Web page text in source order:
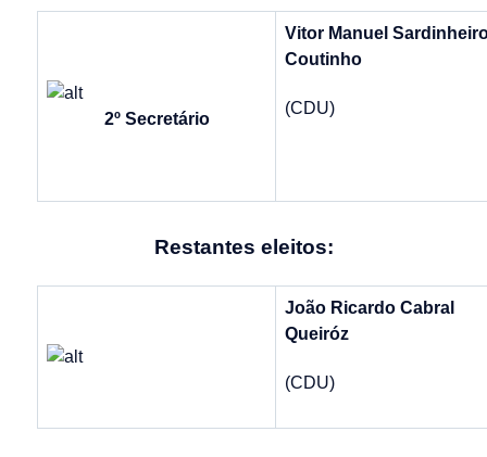
2º Secretário
Vitor Manuel
Coutinho
(CDU)
Restantes eleitos:
João Ricardo Cabral
Queiróz
(CDU)